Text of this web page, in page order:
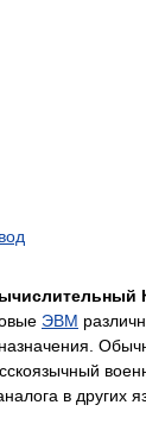
ЭВМ
в других